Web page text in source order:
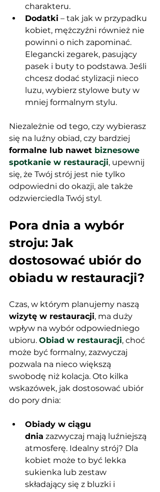
charakteru.
Dodatki – tak jak w przypadku
kobiet, mężczyźni również nie
powinni o nich zapominać.
Elegancki zegarek, pasujący
pasek i buty to podstawa. Jeśli
chcesz dodać stylizacji nieco
luzu, wybierz stylowe buty w
mniej formalnym stylu.
Niezależnie od tego, czy wybierasz
się na luźny obiad, czy bardziej
formalne lub nawet biznesowe
spotkanie w restauracji, upewnij
się, że Twój strój jest nie tylko
odpowiedni do okazji, ale także
odzwierciedla Twój styl.
Pora dnia a wybór
stroju: Jak
dostosować ubiór do
obiadu w restauracji?
Czas, w którym planujemy naszą
wizytę w restauracji, ma duży
wpływ na wybór odpowiedniego
ubioru. Obiad w restauracji, choć
może być formalny, zazwyczaj
pozwala na nieco większą
swobodę niż kolacja. Oto kilka
wskazówek, jak dostosować ubiór
do pory dnia:
Obiady w ciągu
dnia zazwyczaj mają luźniejszą
atmosferę. Idealny strój? Dla
kobiet może to być lekka
sukienka lub zestaw
składający się z bluzki i